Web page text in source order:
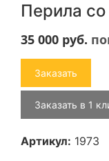
Перила
35 000 руб.
Заказать
Заказать в 1
Артикул: 1973